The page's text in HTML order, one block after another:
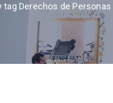
tag Derechos de